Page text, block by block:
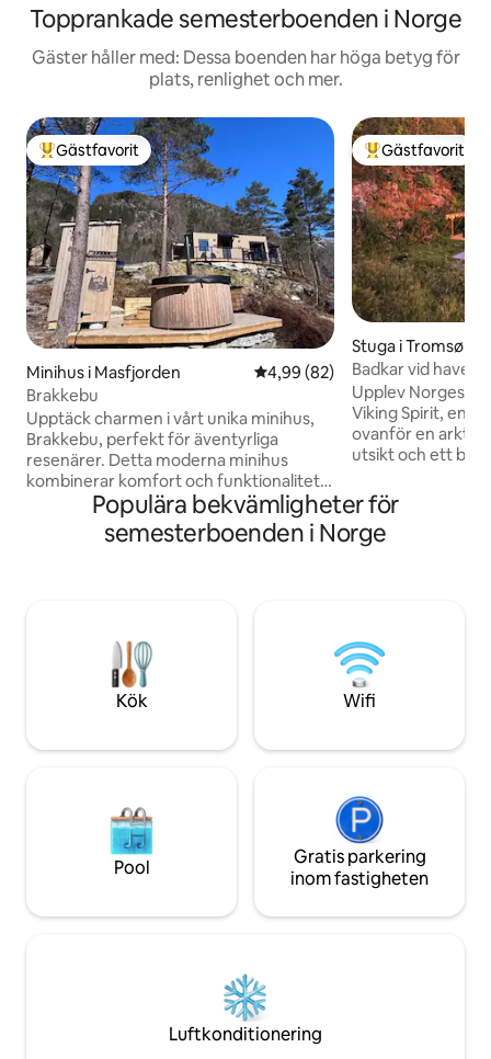
Topprankade semesterboenden i Norge
Gäster håller med: Dessa boenden har höga betyg för
plats, renlighet och mer.
Populär gästfavorit
Gästfavorit
Minihus i Masfjorden 4,99 av 5 i genomsnittligt
4,99 (82)
Brakkebu
Upptäck charmen i vårt unika minihus,
Brakkebu, perfekt för äventyrliga
resenärer. Detta moderna minihus
kombinerar komfort och funktionalitet i
en mysig miljö. Du hittar ett ljust
vardagsrum, ett fullt utrustat kök och en
bekväm säng för en god natts sömn.
inomhusbruk, elbilsladdare,
trädgårdsmöbler, eldstad, ved,
sängkläder, handdukar +++ allt ingår i
Populär
Gästfavorit
Stuga i Tromsø
Badkar vid
fjorden/privat
Upplev Norges
Viking Spirit, en
ovanför en
utsikt och ett
norrskensvisning. YouTube-video: sök
fliken - 40 minuters bilresa från Tromsø -
skidåkning,
Wifi
Populära bekvämligheter för
semesterboenden i Norge
Kök Wifi
Pool
Gratis parkering
inom fastigheten
Luftkonditionering